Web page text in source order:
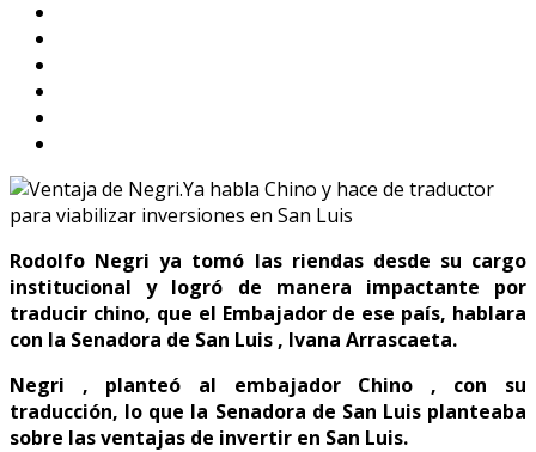
Rodolfo Negri ya tomó las riendas desde su cargo
institucional y logró de manera impactante por
traducir chino, que el Embajador de ese país, hablara
con la Senadora de San Luis , Ivana Arrascaeta.
Negri , planteó al embajador Chino , con su
traducción, lo que la Senadora de San Luis planteaba
sobre las ventajas de invertir en San Luis.